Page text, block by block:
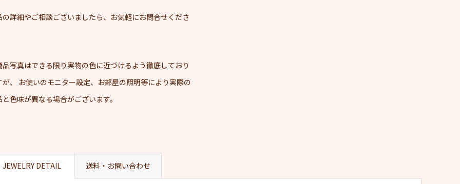
の詳細やご相談ございましたら、お気軽にお問合せくださ
写真はできる限り実物の色に近づけるよう徹底しており
が、 お使いのモニター設定、お部屋の照明等により実際の
と色味が異なる場合がございます。
JEWELRY DETAIL 送料・お問い合わせ